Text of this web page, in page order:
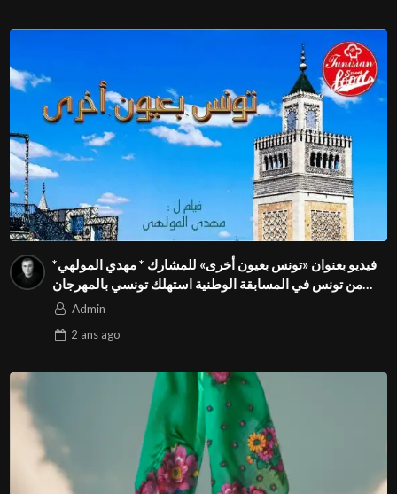
فيديو بعنوان «تونس بعيون أخرى» للمشارك * مهدي المولهي*
من تونس في المسابقة الوطنية استهلك تونسي بالمهرجان
Admin
2 ansago